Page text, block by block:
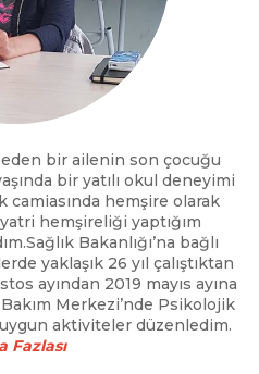
eden bir ailenin son çocuğu
bir yatılı okul deneyimi
camiasında hemşire olarak
hemşireliği yaptığım
Bakanlığı’na bağlı
yaklaşık 26 yıl çalıştıktan
ayından 2019 mayıs ayına
Merkezi’nde Psikolojik
uygun aktiviteler düzenledim.
Fazlası